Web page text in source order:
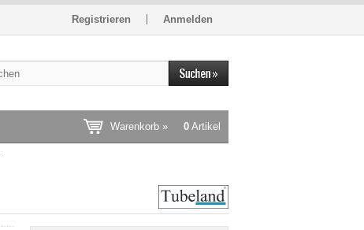
Registrieren Anmelden
Warenkorb » 0 Artikel